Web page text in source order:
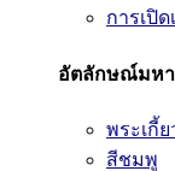
การเปิ
อัตลักษณ์มหา
พระเกี้ย
สีชมพู